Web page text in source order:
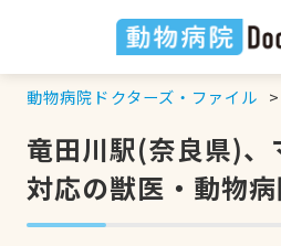
動物病院ドクターズ・ファイル
竜田川駅(奈良県)、
対応の獣医・動物